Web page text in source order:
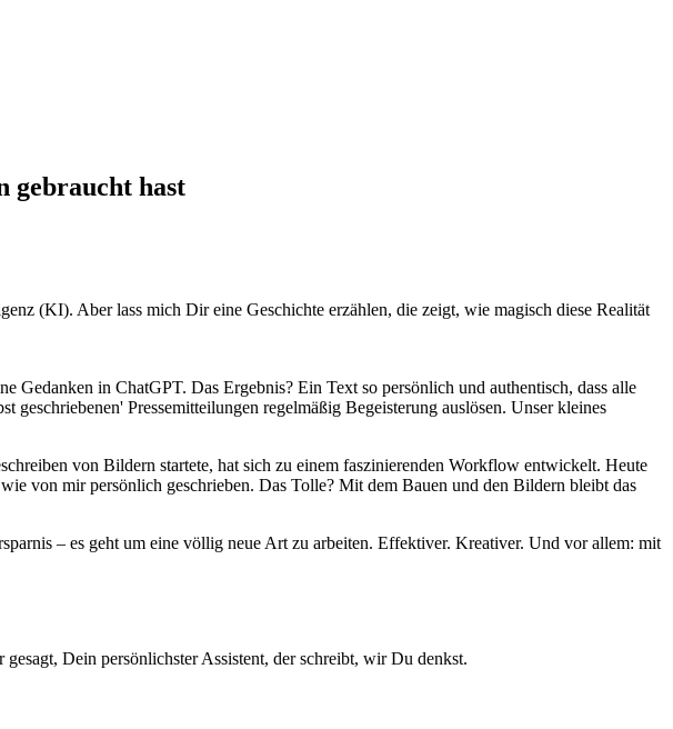
gebraucht hast
(KI). Aber lass mich Dir eine Geschichte erzählen, die zeigt, wie magisch diese Realität
Gedanken in ChatGPT. Das Ergebnis? Ein Text so persönlich und authentisch, dass alle
Pressemitteilungen regelmäßig Begeisterung auslösen. Unser kleines
von Bildern startete, hat sich zu einem faszinierenden Workflow entwickelt. Heute
von mir persönlich geschrieben. Das Tolle? Mit dem Bauen und den Bildern bleibt das
– es geht um eine völlig neue Art zu arbeiten. Effektiver. Kreativer. Und vor allem: mit
Dein persönlichster Assistent, der schreibt, wir Du denkst.